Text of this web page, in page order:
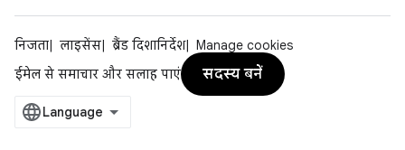
निजता लाइसेंस ब्रैंड दिशानिर्देश
Manage cookies
ईमेल से समाचार और सलाह पाएं
सदस्य बनें